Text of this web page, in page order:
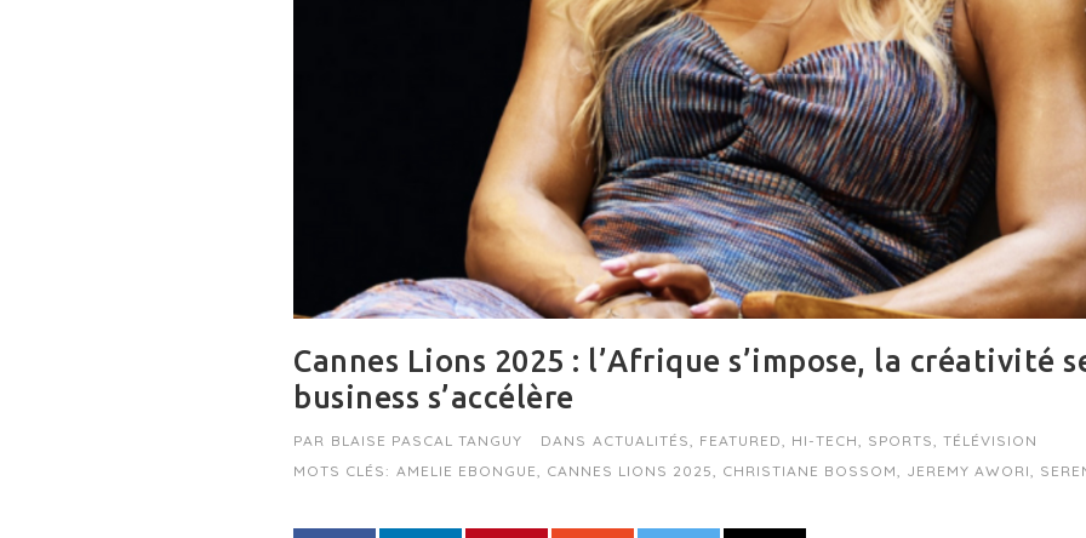
Cannes Lions 2025 : l’Afrique s’impose, la créativité
business s’accélère
PAR BLAISE PASCAL TANGUY DANS ACTUALITÉS FEATURED HI-TECH SPORTS
TÉLÉVISION
MOTS CLÉS: AMELIE EBONGUE CANNES LIONS 2025 CHRISTIANE BOSSOM JEREMY AWORI